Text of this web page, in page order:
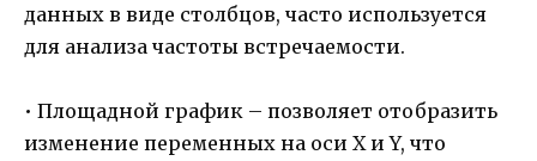
данных в виде столбцов, часто используется
для анализа частоты встречаемости.
• Площадной график – позволяет отобразить
изменение переменных на оси X и Y, что